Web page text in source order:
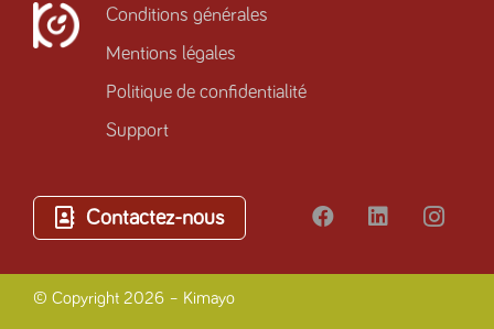
Conditions générales
Mentions légales
Politique de confidentialité
Support
Contactez-nous
© Copyright 2026 – Kimayo